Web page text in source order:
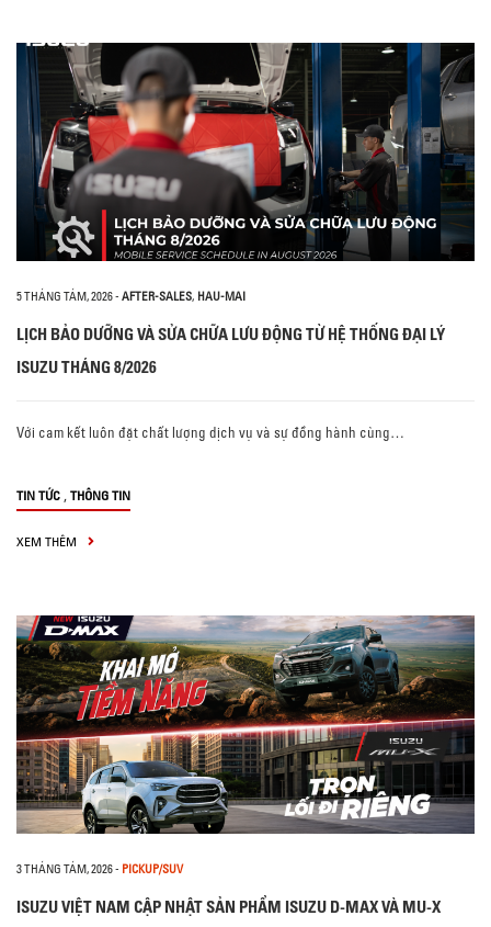
5 THÁNG TÁM, 2026- AFTER-SALES, HAU-MAI
LỊCH BẢO DƯỠNG VÀ SỬA CHỮA LƯU ĐỘNG TỪ HỆ THỐNG ĐẠI LÝ
ISUZU THÁNG 8/2026
Với cam kết luôn đặt chất lượng dịch vụ và sự đồng hành cùng…
TIN TỨC , THÔNG TIN
XEM THÊM
3 THÁNG TÁM, 2026- PICKUP/SUV
ISUZU VIỆT NAM CẬP NHẬT SẢN PHẨM ISUZU D-MAX VÀ MU-X